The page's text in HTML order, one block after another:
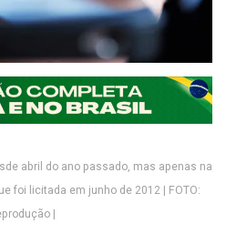
abril do ano passado, mas apenas na
foi licitada em junho de 2012 | FOTO:
|